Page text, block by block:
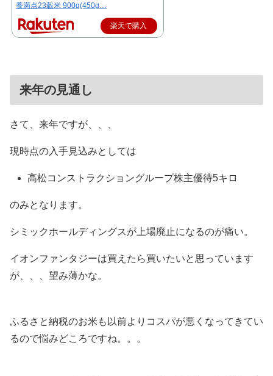
養満点23穀米 900g(450g…
楽天で購入
来年の見通し
さて、来年ですが、、、
現時点の入手見込みとしては
高松コンストラクショングループ株主優待5キロ
のみとなります。
シミックホールディングスが上場廃止になるのが痛い。
イオンファンタジーは買えたら買いたいと思っています
が、、、望み薄かな。
ふるさと納税のお米も以前よりコスパが悪くなってきてい
るので悩みどころですね。。。